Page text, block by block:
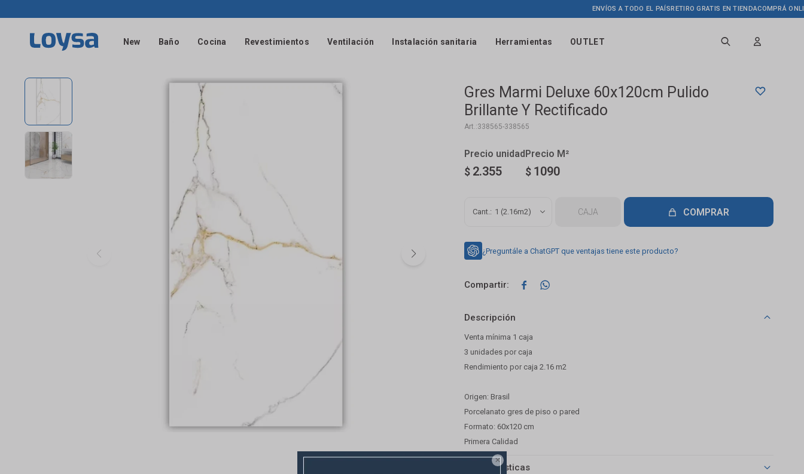

New Baño Cocina Revestimientos Ventilación Instalación sanitaria Herramientas OUTLET
ENVÍOS A TODO EL PAÍSRETIRO GRATIS EN TIENDACOMPRÁ ONLINE
Gres Marmi Deluxe 60x120cm Pulido
Brillante Y Rectificado
338565-338565
$ 2.355 $ 1090
1 (2.16m2) CAJA COMPRAR
¿Preguntále a ChatGPT que ventajas tiene este producto?
 
Descripción
Venta mínima 1 caja
3 unidades por caja
Rendimiento por caja 2.16 m2
Origen: Brasil
Porcelanato gres de piso o pared
Formato: 60x120 cm
Primera Calidad
Características